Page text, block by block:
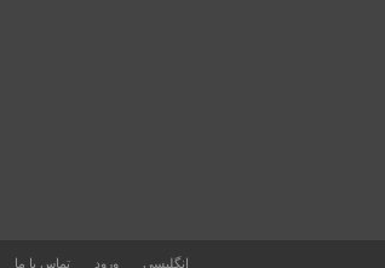
تماس با ما ورود انگلیسی